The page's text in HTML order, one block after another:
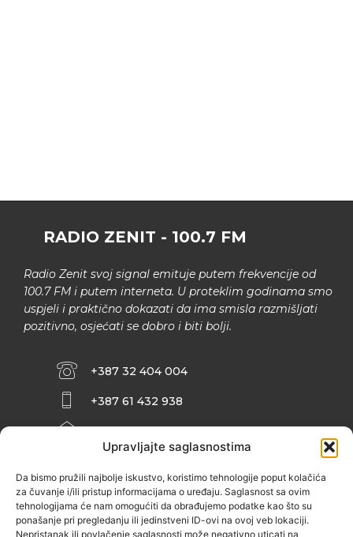
Upravljajte saglasnostima
Da bismo pružili najbolje iskustvo, koristimo tehnologije poput kolačića
za čuvanje i/ili pristup informacijama o uređaju. Saglasnost sa ovim
tehnologijama će nam omogućiti da obrađujemo podatke kao što su
ponašanje pri pregledanju ili jedinstveni ID-ovi na ovoj veb lokaciji.
Nepristanak ili povlačenje saglasnosti može negativno uticati na
RADIO ZENIT - 100.7 FM
Radio Zenit svoj signal emituje putem frekvencije od
100.7 FM i putem interneta. U proteklim godinama smo
uspjeli i praktično dokazati da ima smisla razmišljati
pozitivno, osjećati se dobro i biti bolji.
+387 32 404 004
+387 61 432 938
ZENIČANKA, 3. SPRAT), 72000 ZENICA